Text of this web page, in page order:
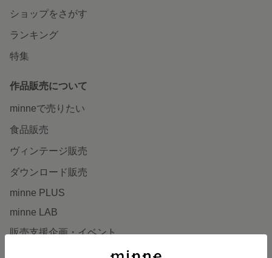
ショップをさがす
ランキング
特集
作品販売について
minneで売りたい
食品販売
ヴィンテージ販売
ダウンロード販売
minne PLUS
minne LAB
販売支援企画・イベント